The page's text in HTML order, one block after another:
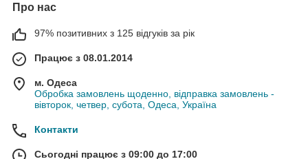
Про нас
97% позитивних з 125 відгуків за рік
Працює з 08.01.2014
м. Одеса
Обробка замовлень щоденно, відправка замовлень -
вівторок, четвер, субота, Одеса, Україна
Контакти
Сьогодні працює з 09:00 до 17:00